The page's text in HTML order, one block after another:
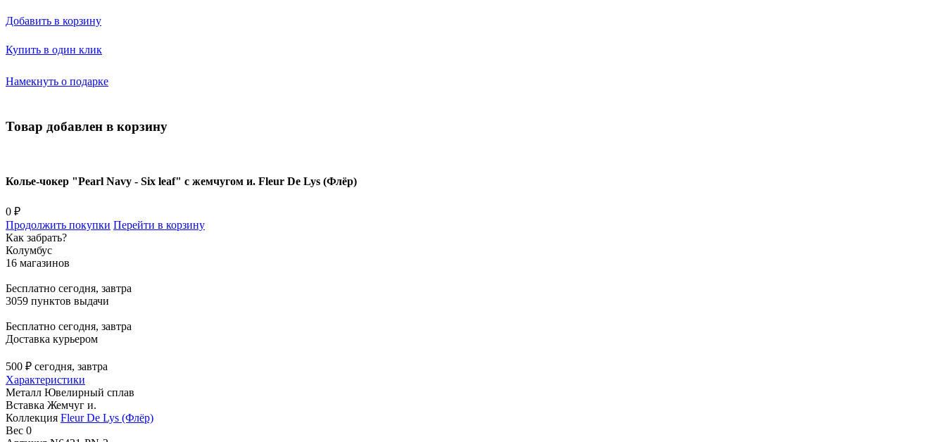
Добавить в корзину
Купить в один клик
Намекнуть о подарке
Товар добавлен в корзину
Колье-чокер "Pearl Navy - Six leaf" с жемчугом и. Fleur De Lys (Флёр)
0 ₽
Продолжить покупки Перейти в корзину
Как забрать?
Колумбус
16 магазинов
Бесплатно сегодня, завтра
3059 пунктов выдачи
Бесплатно сегодня, завтра
Доставка курьером
500 ₽ сегодня, завтра
Характеристики
Металл Ювелирный сплав
Вставка Жемчуг и.
Коллекция Fleur De Lys (Флёр)
Вес 0